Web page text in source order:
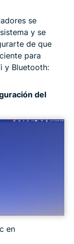
se
y se
de que
para
y Bluetooth:
del
en